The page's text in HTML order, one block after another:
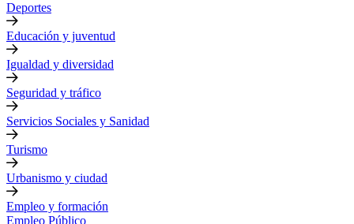
Deportes
Educación y juventud
Igualdad y diversidad
Seguridad y tráfico
Servicios Sociales y Sanidad
Turismo
Urbanismo y ciudad
Empleo y formación
Empleo Público